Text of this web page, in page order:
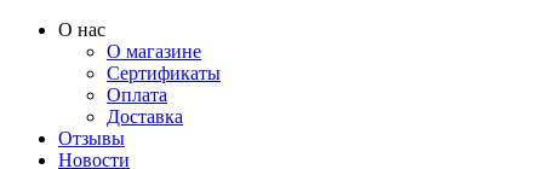
Перейти
содержимому
О нас
О магазине
Сертификаты
Оплата
Доставка
Отзывы
Новости